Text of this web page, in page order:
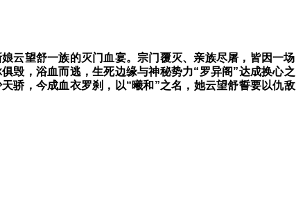
云望舒一族的灭门血宴。宗门覆灭、亲族尽屠，皆因一场
毁，浴血而逃，生死边缘与神秘势力“罗异阁”达成换心之
骄，今成血衣罗刹，以“曦和”之名，她云望舒誓要以仇敌